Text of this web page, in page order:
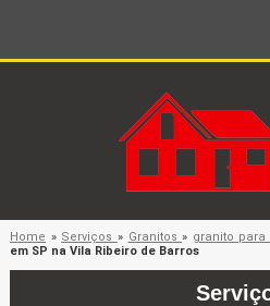
Home » Serviços » Granitos» granito para
em SP na Vila Ribeiro de Barros